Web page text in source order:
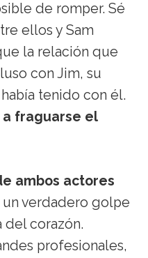
de romper. Sé
ellos y Sam
la relación que
con Jim, su
tenido con él.
fraguarse el
ambos actores
verdadero golpe
del corazón.
profesionales,